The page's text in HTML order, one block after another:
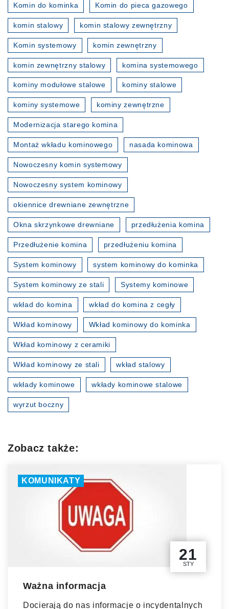
Komin do kominka Komin do pieca gazowego
komin stalowy komin stalowy zewnętrzny
Komin systemowy komin zewnętrzny
komin zewnętrzny stalowy komina systemowego
kominy modułowe stalowe kominy stalowe
kominy systemowe kominy zewnętrzne
Modernizacja starego komina
Montaż wkładu kominowego nasada kominowa
Nowoczesny komin systemowy
Nowoczesny system kominowy
okiennice drewniane zewnętrzne
Okna skrzynkowe drewniane przedłużenia komina
Przedłużenie komina przedłużeniu komina
System kominowy system kominowy do kominka
System kominowy ze stali Systemy kominowe
wkład do komina wkład do komina z cegły
Wkład kominowy Wkład kominowy do kominka
Wkład kominowy z ceramiki
Wkład kominowy ze stali wkład stalowy
wkłady kominowe wkłady kominowe stalowe
wyrzut boczny
Zobacz także:
KOMUNIKATY
21
STY
Ważna informacja
Docierają do nas informacje o incydentalnych